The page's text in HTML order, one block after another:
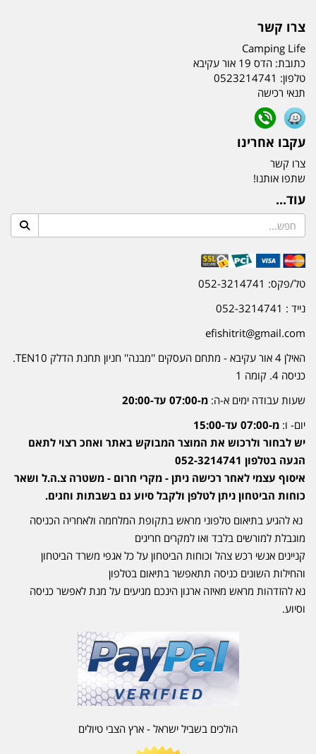
צרו קשר
Camping Life
כתובת: הדס 19 אור עקיבא
טלפון: 0523214741
תנאי רכישה
עקבו אחרינו
צרו קשר
שתפו אותנו!
עוד...
טל/פקס: 052-3214741
נייד : 052-3214741
efishitrit@gmail.com
האילן 4 אור עקיבא - מתחם העסקים ''מבנה'' חניון תחנת הדלק TEN10.
כניסה 4. קומה 1
שעות עבודה ימים א-ה: מ-07:00 עד-20:00
יום- ו: מ-07:00 עד-15:00
יש לבחור ולרכוש את המוצר המבוקש באתר ואחכ רצוי לתאם
הגעה בטלפון 052-3214741
איסוף עצמי לאחר רכישה ניתן - מקרי חרום - משטרה צ.ה.ל ושאר
כוחות הביטחון ניתן לטלפן ולקבל סיוע גם בשבתות וחגים.
נא להגיע בתיאום טלפוני מראש בתקופת המלחמה ולאחריה הכניסה
מוגבלת למורשים בלבד ואו למקרים חריגים
קניינים אנשי רכש צהל וכוחות הביטחון על כל אגפי משרד הביטחון
והחילות השונים כניסה תתאפשר בתיאום בטלפון
נא להזדהות מראש מאיזה ארגון הינכם מגיעים על מנת לאפשר כניסה
וסיוע.
הולכים בשביל ישראל - ארץ הצבי טיולים